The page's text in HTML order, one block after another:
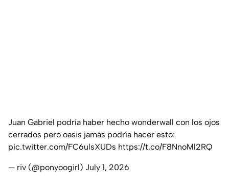
Juan Gabriel podría haber hecho wonderwall con los ojos
cerrados pero oasis jamás podría hacer esto:
pic.twitter.com/FC6ulsXUDs https://t.co/F8NnoMl2RQ
— riv (@ponyoogirl) July 1, 2026